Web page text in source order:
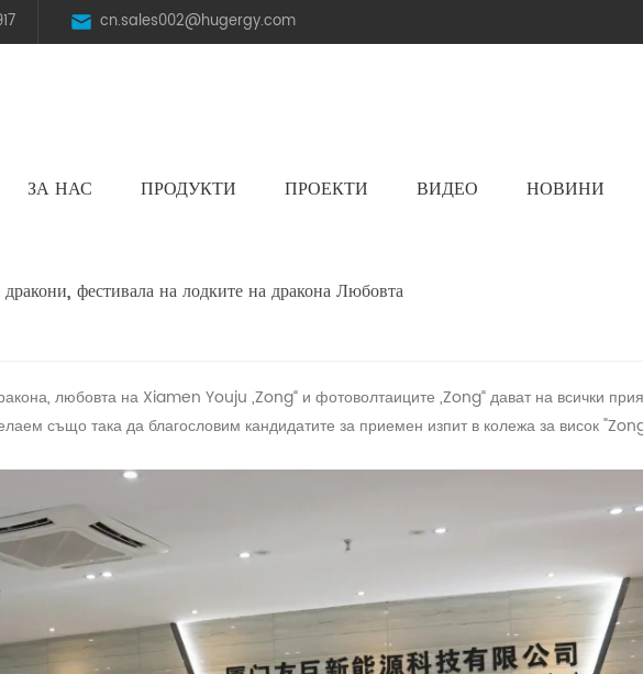
cn.sales002@hugergy.com
ЗА НАС ПРОДУКТИ ПРОЕКТИ ВИДЕО НОВИНИ
фестивала на лодките на дракона Любовта
любовта на Xiamen Youju „Zong“ и фотоволтаиците „Zong“ дават на всички
също така да благословим кандидатите за приемен изпит в колежа за висок